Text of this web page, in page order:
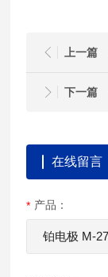
上一篇
下一篇
在线留言
产品：